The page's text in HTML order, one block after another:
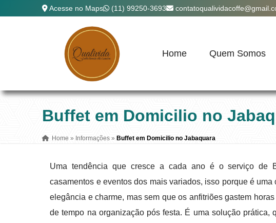
Acesse no Maps (11) 99250-3693
Home Quem Somos
Buffet em Domicilio no
Home » Informações » Buffet em Domicilio no Jabaquara
Uma tendência que cresce a cada ano é o serviço de
casamentos e eventos dos mais variados, isso porque é
elegância e charme, mas sem que os anfitriões gastem
de tempo na organização pós festa. É uma solução prática,